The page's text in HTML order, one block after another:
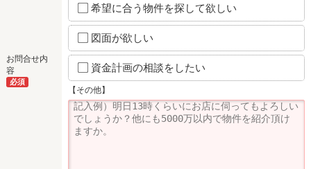
お問合せ内
容
必須
希望に合う物件を探して欲しい
図面が欲しい
資金計画の相談をしたい
【その他】